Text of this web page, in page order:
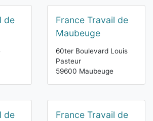
de
France Travail de
Maubeuge
60ter Boulevard Louis
Pasteur
59600 Maubeuge
de
France Travail de